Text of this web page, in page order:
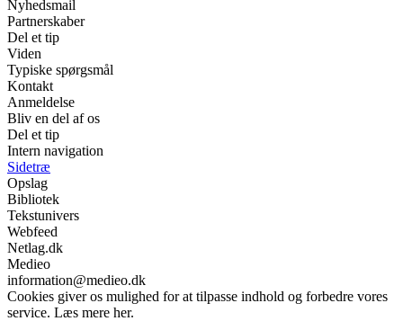
Nyhedsmail
Partnerskaber
Del et tip
Viden
Typiske spørgsmål
Kontakt
Anmeldelse
Bliv en del af os
Del et tip
Intern navigation
Sidetræ
Opslag
Bibliotek
Tekstunivers
Webfeed
Netlag.dk
Medieo
information@medieo.dk
Cookies giver os mulighed for at tilpasse indhold og forbedre vores
service. Læs mere her.